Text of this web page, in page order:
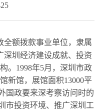
全额拨款事业单位，隶属
圳经济建设成就、投资
。1998年5月，深圳市政
新馆，展馆面积13000平
国政要来深考察访问时的
市投资环境、推广深圳工